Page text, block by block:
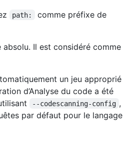
path:
comme préfixe de
absolu. Il est considéré comme
un jeu approprié
d’Analyse du code a été
--codescanning-config ,
par défaut pour le langage